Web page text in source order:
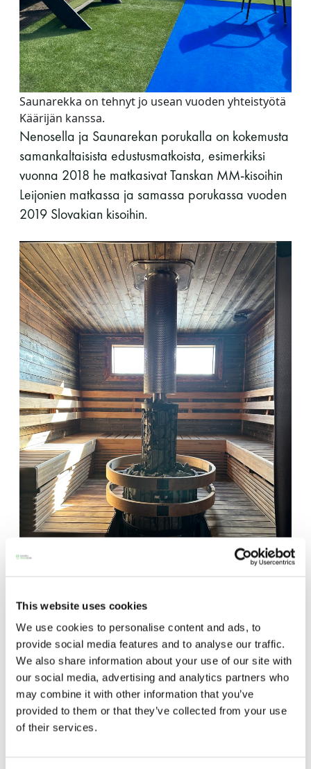
This website uses cookies
We use cookies to personalise content and ads, to
provide social media features and to analyse our traffic.
We also share information about your use of our site with
our social media, advertising and analytics partners who
may combine it with other information that you’ve
provided to them or that they’ve collected from your use
of their services.
Saunarekka on tehnyt jo usean vuoden yhteistyötä
Käärijän kanssa.
Nenosella ja Saunarekan porukalla on kokemusta
samankaltaisista edustusmatkoista, esimerkiksi
vuonna 2018 he matkasivat Tanskan MM-kisoihin
Leijonien matkassa ja samassa porukassa vuoden
2019 Slovakian kisoihin.
Saunarekassa on Huliswoodin kelolauteet ja
ulkoatäytettävä Narvin puukiuas.
Tämän kesän Nenonen ja rekka kiertävät Suomea
erilaisissa tapahtumissa ja festareilla. Ohjelmassa
on ainakin IskelmäHimoksen Juhannus, Iskelmä
FestivaaliJämsässä,Powertruck Show
Alahärmässä sekä lukuisia pienempiä tapahtumia